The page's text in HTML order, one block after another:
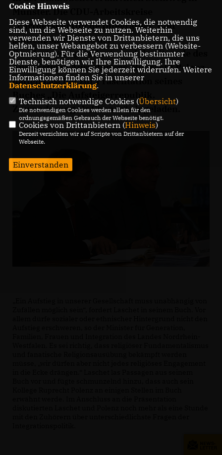
Münster. Die CDU-Arbeitskreise
Partnerschaftliche Integration“ und
Innenpolitik“ und der
Bundestagsabgeordnete und Vorsitzende des
Auswärtigen Ausschusses, Ruprecht Polenz,
hatten Laschet zur Präsentation seines
Buches „Die Aufsteigerrepublik.
Zuwanderung als Chance“ eingeladen.
Cookie Hinweis
Diese Webseite verwendet Cookies, die notwendig
sind, um die Webseite zu nutzen. Weiterhin
verwenden wir Dienste von Drittanbietern, die uns
helfen, unser Webangebot zu verbessern (Website-
Optmierung). Für die Verwendung bestimmter
Dienste, benötigen wir Ihre Einwilligung. Ihre
Einwilligung können Sie jederzeit widerrufen. Weitere
Informationen finden Sie in unserer
Datenschutzerklärung.
Technisch notwendige Cookies (Übersicht)
Die notwendigen Cookies werden allein für den
ordnungsgemäßen Gebrauch der Webseite benötigt.
Cookies von Drittanbietern (Hinweis)
Derzeit verzichten wir auf Scripte von Drittanbietern auf der
Webseite.
Einverstanden